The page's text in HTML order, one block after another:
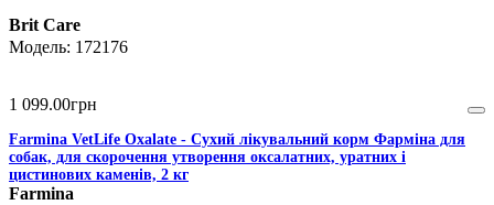
Brit Care
172176
1 099.00грн
Farmina VetLife Oxalate - Сухий лікувальний корм Фарміна для
собак, для скорочення утворення оксалатних, уратних і
цистинових каменів, 2 кг
Farmina